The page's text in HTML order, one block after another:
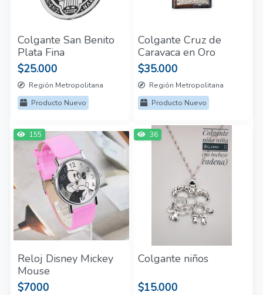
Colgante San Benito
Plata Fina
$25.000
Región Metropolitana
Producto Nuevo
Colgante Cruz de
Caravaca en Oro
$35.000
Región Metropolitana
Producto Nuevo
155
Reloj Disney Mickey
Mouse
$7000
36
Colgante niños
$15.000